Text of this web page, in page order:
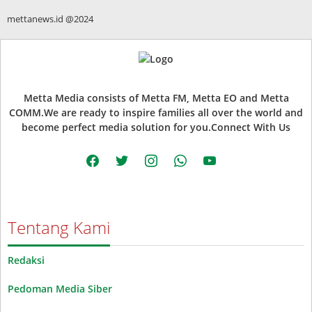
mettanews.id @2024
Metta Media consists of Metta FM, Metta EO and Metta
COMM.We are ready to inspire families all over the world and
become perfect media solution for you.Connect With Us
facebooktwitter instagramwhatsappyoutube
Tentang Kami
Redaksi
Pedoman Media Siber